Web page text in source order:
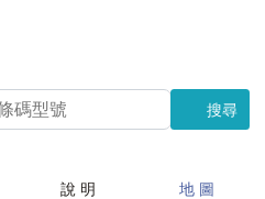
搜尋
說 明 地 圖